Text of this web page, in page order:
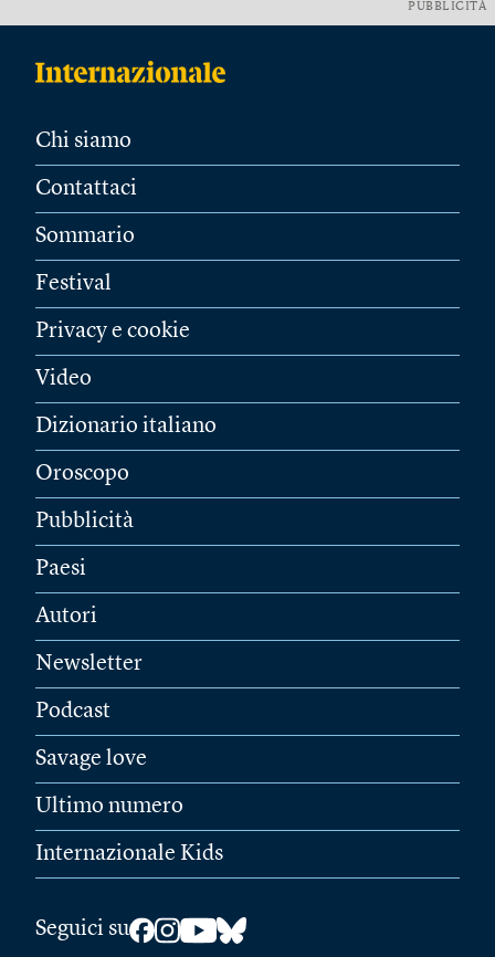
PUBBLICITÀ
Chi siamo
Contattaci
Sommario
Festival
Privacy e cookie
Video
Dizionario italiano
Oroscopo
Pubblicità
Paesi
Autori
Newsletter
Podcast
Savage love
Ultimo numero
Internazionale Kids
Seguici su